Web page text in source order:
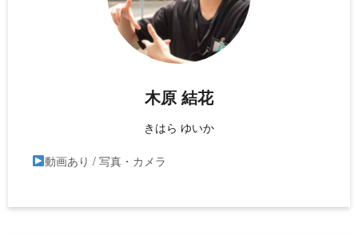
木原 結花
きはら ゆいか
動画あり / 写真・カメラ